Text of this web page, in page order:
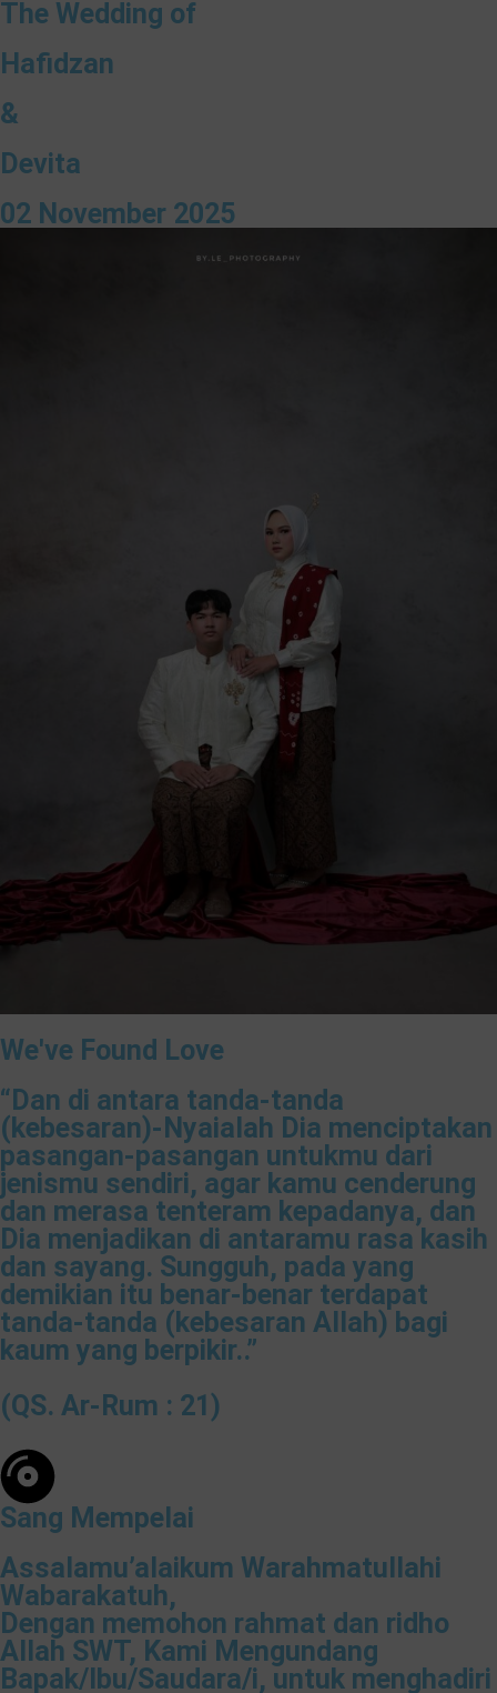
The Wedding of
Hafidzan
&
Devita
02 November 2025
We've Found Love
“Dan di antara tanda-tanda
(kebesaran)-Nyaialah Dia menciptakan
pasangan-pasangan untukmu dari
jenismu sendiri, agar kamu cenderung
dan merasa tenteram kepadanya, dan
Dia menjadikan di antaramu rasa kasih
dan sayang. Sungguh, pada yang
demikian itu benar-benar terdapat
tanda-tanda (kebesaran Allah) bagi
kaum yang berpikir..”
(QS. Ar-Rum : 21)
Sang Mempelai
Assalamu’alaikum Warahmatullahi
Wabarakatuh,
Dengan memohon rahmat dan ridho
Allah SWT, Kami Mengundang
Bapak/Ibu/Saudara/i, untuk menghadiri